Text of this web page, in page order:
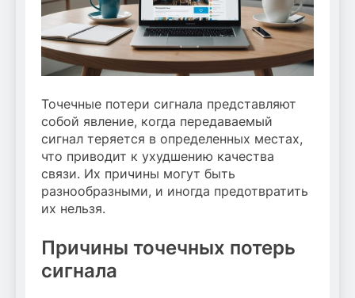
Точечные потери сигнала представляют
собой явление, когда передаваемый
сигнал теряется в определенных местах,
что приводит к ухудшению качества
связи. Их причины могут быть
разнообразными, и иногда предотвратить
их нельзя.
Причины точечных потерь
сигнала